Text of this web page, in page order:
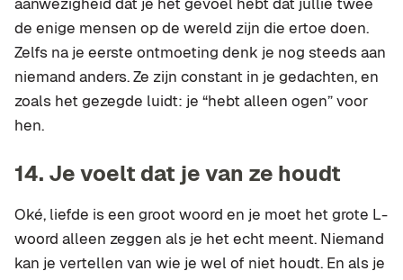
de enige mensen op de wereld zijn die ertoe doen.
Zelfs na je eerste ontmoeting denk je nog steeds aan
niemand anders. Ze zijn constant in je gedachten, en
zoals het gezegde luidt: je “hebt alleen ogen” voor
hen.
14. Je voelt dat je van ze houdt
Oké, liefde is een groot woord en je moet het grote L-
woord alleen zeggen als je het echt meent. Niemand
kan je vertellen van wie je wel of niet houdt. En als je